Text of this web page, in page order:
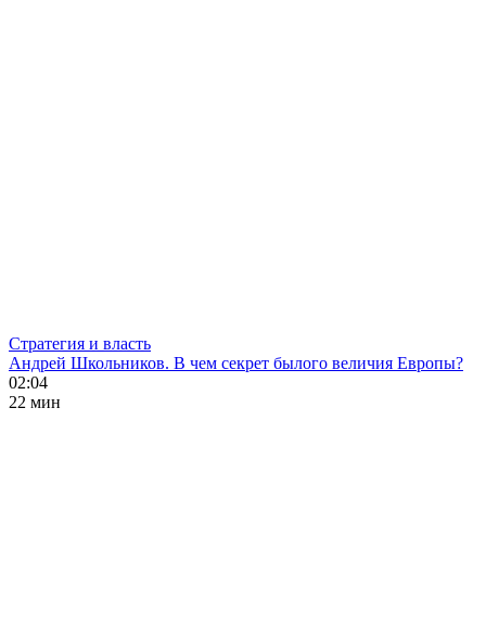
Стратегия и власть
Андрей Школьников. В чем секрет былого величия Европы?
02:04
22 мин